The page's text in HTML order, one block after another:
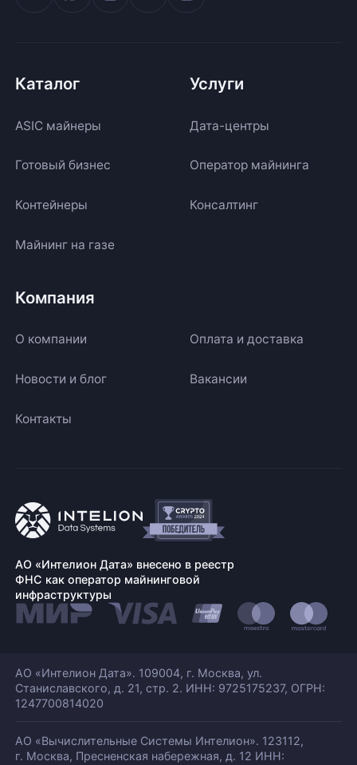
Каталог
ASIC майнеры
Готовый бизнес
Контейнеры
Майнинг на газе
Услуги
Дата-центры
Оператор майнинга
Консалтинг
Компания
О компании Оплата и доставка
Новости и блог Вакансии
Контакты
АО «Интелион Дата» внесено в реестр
ФНС как оператор майнинговой
инфраструктуры
АО «Интелион Дата». 109004, г. Москва, ул.
Станиславского, д. 21, стр. 2. ИНН: 9725175237, ОГРН:
1247700814020
АО «Вычислительные Системы Интелион». 123112,
г. Москва, Пресненская набережная, д. 12 ИНН: